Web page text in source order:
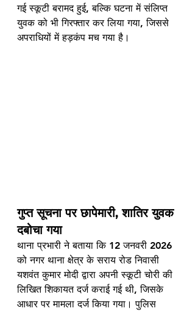
गई स्कूटी बरामद हुई, बल्कि घटना में संलिप्त
युवक को भी गिरफ्तार कर लिया गया, जिससे
अपराधियों में हड़कंप मच गया है।
गुप्त सूचना पर छापेमारी, शातिर युवक
दबोचा गया
थाना प्रभारी ने बताया कि 12 जनवरी 2026
को नगर थाना क्षेत्र के सराय रोड निवासी
यशवंत कुमार मोदी द्वारा अपनी स्कूटी चोरी की
लिखित शिकायत दर्ज कराई गई थी, जिसके
आधार पर मामला दर्ज किया गया। पुलिस